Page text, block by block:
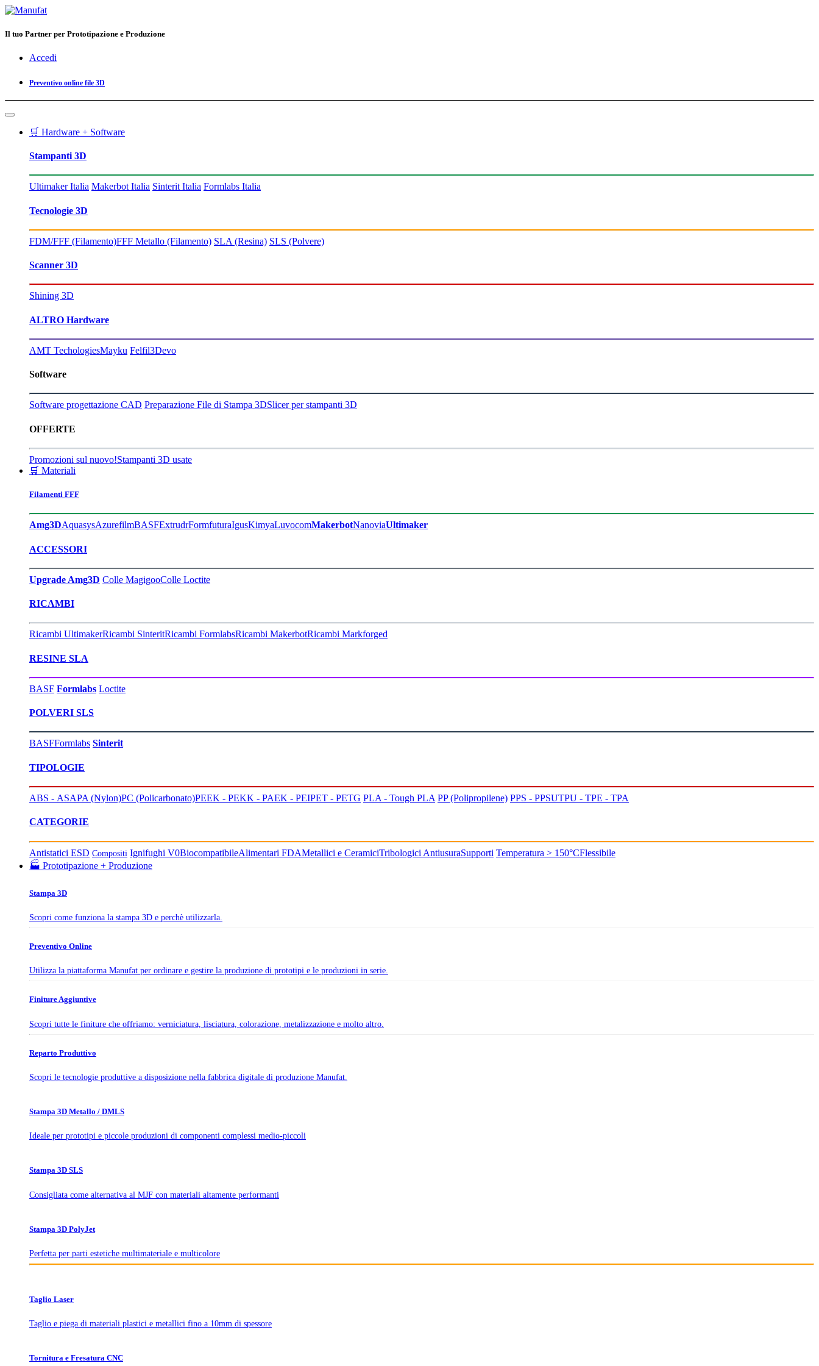
Il tuo Partner per Prototipazione e Produzione
Accedi
Preventivo online file 3D
🛒 Hardware + Software
Stampanti 3D
Ultimaker Italia Makerbot Italia Sinterit Italia Formlabs Italia
Tecnologie 3D
FDM/FFF (Filamento)FFF Metallo (Filamento) SLA (Resina) SLS (Polvere)
Scanner 3D
Shining 3D
ALTRO Hardware
AMT TechologiesMayku Felfil3Devo
Software
Software progettazione CAD Preparazione File di Stampa 3DSlicer per stampanti 3D
OFFERTE
Promozioni sul nuovo!Stampanti 3D usate
🛒 Materiali
Filamenti FFF
Amg3DAquasysAzurefilmBASFExtrudrFormfuturaIgusKimyaLuvocomMakerbotNanoviaUltimaker​
ACCESSORI
Upgrade Amg3D Colle MagigooColle Loctite
RICAMBI
Ricambi UltimakerRicambi SinteritRicambi FormlabsRicambi MakerbotRicambi Markforged
RESINE SLA
BASF Formlabs Loctite
POLVERI SLS
BASFFormlabs Sinterit
TIPOLOGIE
ABS - ASAPA (Nylon)PC (Policarbonato)PEEK - PEKK - PAEK - PEIPET - PETG PLA - Tough PLA PP (Polipropilene) PPS - PPSUTPU - TPE - TPA
CATEGORIE
Antistatici ESD Compositi Ignifughi V0BiocompatibileAlimentari FDAMetallici e CeramiciTribologici AntiusuraSupporti Temperatura > 150°CFlessibile
🏭 Prototipazione + Produzione
Stampa 3D
Scopri come funziona la stampa 3D e perchè utilizzarla.
Preventivo Online
Utilizza la piattaforma Manufat per ordinare e gestire la produzione di prototipi e le produzioni in serie.
Finiture Aggiuntive
Scopri tutte le finiture che offriamo: verniciatura, lisciatura, colorazione, metalizzazione e molto altro.
Reparto Produttivo
Scopri le tecnologie produttive a disposizione nella fabbrica digitale di produzione Manufat.
Stampa 3D Metallo / DMLS
Ideale per prototipi e piccole produzioni di componenti complessi medio-piccoli
Stampa 3D SLS
Consigliata come alternativa al MJF con materiali altamente performanti
Stampa 3D PolyJet
Perfetta per parti estetiche multimateriale e multicolore
Taglio Laser
Taglio e piega di materiali plastici e metallici fino a 10mm di spessore
Tornitura e Fresatura CNC